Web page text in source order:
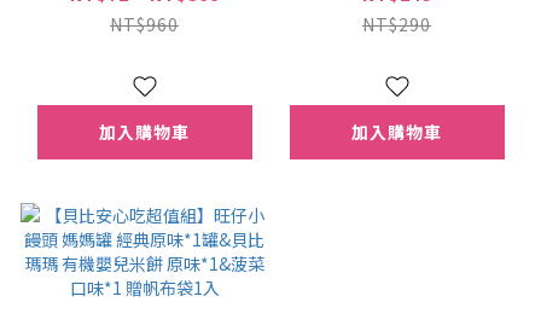
NT$960
加入購物車
旺仔牛奶*6入
NT$290
加入購物車